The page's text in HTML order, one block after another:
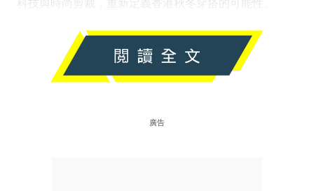
科技與時尚剪裁，重新定義香港秋冬穿搭的可能性。
廣告